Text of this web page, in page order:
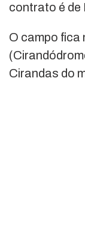
contrato é de
O campo fica
Cirandas do